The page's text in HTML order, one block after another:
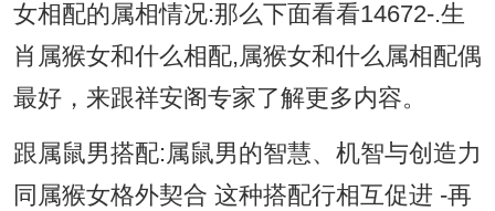
女相配的属相情况:那么下面看看14672-.生
肖属猴女和什么相配,属猴女和什么属相配偶
最好，来跟祥安阁专家了解更多内容。
跟属鼠男搭配:属鼠男的智慧、机智与创造力
同属猴女格外契合 这种搭配行相互促进 -再